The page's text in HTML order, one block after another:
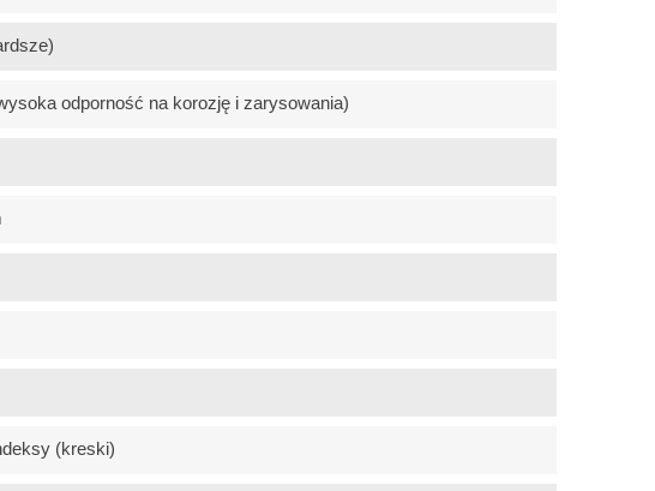
odporność na korozję i zarysowania)
(kreski)